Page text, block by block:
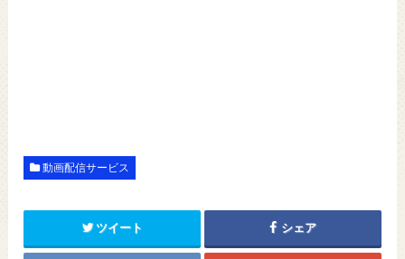
動画配信サービス
ツイート シェア